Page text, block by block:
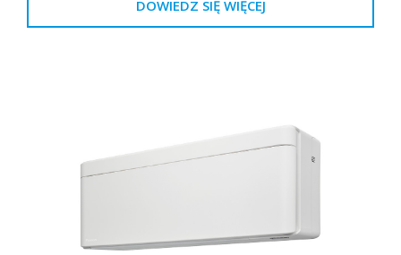
DOWIEDZ SIĘ WIĘCEJ